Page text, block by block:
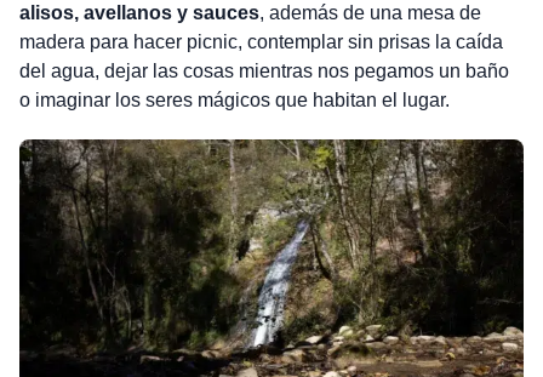
alisos, avellanos y sauces, además de una mesa de
madera para hacer picnic, contemplar sin prisas la caída
del agua, dejar las cosas mientras nos pegamos un baño
o imaginar los seres mágicos que habitan el lugar.